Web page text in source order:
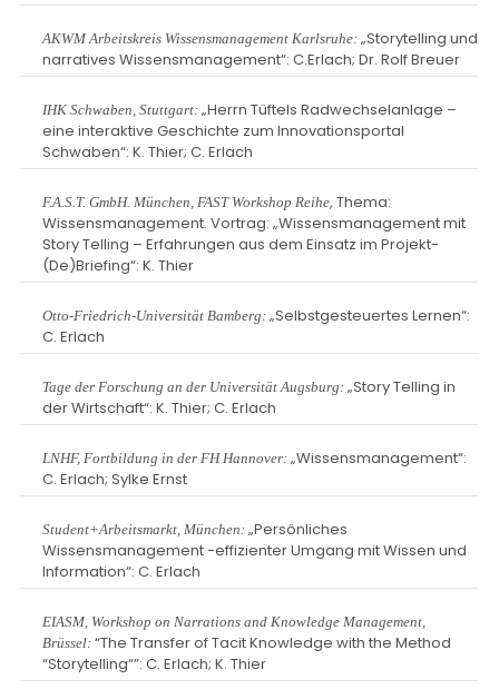
AKWM Arbeitskreis Wissensmanagement Karlsruhe: „Storytelling und
narratives Wissensmanagement“: C.Erlach; Dr. Rolf Breuer
IHK Schwaben, Stuttgart: „Herrn Tüftels Radwechselanlage –
eine interaktive Geschichte zum Innovationsportal
Schwaben“: K. Thier; C. Erlach
F.A.S.T. GmbH. München, FAST Workshop Reihe, Thema:
Wissensmanagement. Vortrag: „Wissensmanagement mit
Story Telling – Erfahrungen aus dem Einsatz im Projekt-
(De)Briefing“: K. Thier
Otto-Friedrich-Universität Bamberg: „Selbstgesteuertes Lernen“:
C. Erlach
Tage der Forschung an der Universität Augsburg: „Story Telling in
der Wirtschaft“: K. Thier; C. Erlach
LNHF, Fortbildung in der FH Hannover: „Wissensmanagement“:
C. Erlach; Sylke Ernst
Student+Arbeitsmarkt, München: „Persönliches
Wissensmanagement -effizienter Umgang mit Wissen und
Information“: C. Erlach
EIASM, Workshop on Narrations and Knowledge Management,
Brüssel: “The Transfer of Tacit Knowledge with the Method
“Storytelling“”: C. Erlach; K. Thier